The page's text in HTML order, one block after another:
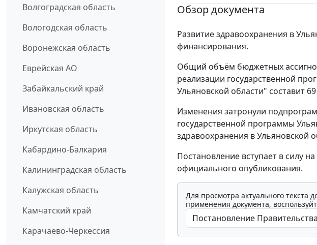
Волгоградская область
Вологодская область
Воронежская область
Еврейская АО
Забайкальский край
Ивановская область
Иркутская область
Кабардино-Балкария
Калининградская область
Калужская область
Камчатский край
Карачаево-Черкессия
Обзор документа
Развитие здравоохранения в
финансирования.
Общий объём бюджетных
реализации государственной
Ульяновской области" составит
Изменения затронули
государственной программы
здравоохранения в Ульяновской
Постановление вступает в силу
официального опубликования.
Для просмотра актуального
применения документа,